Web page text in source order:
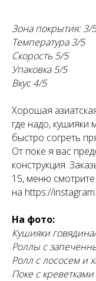
Зона покрытия: 3/5
Температура 3/5
Скорость 5/5
Упаковка 5/5
Вкус 4/5
Хорошая
где надо,
быстро согреть
От поке я вас
конструкция.
15, меню смотрите
на https://
На фото:
Кушияки
Роллы с
Ролл с лососем и
Поке с